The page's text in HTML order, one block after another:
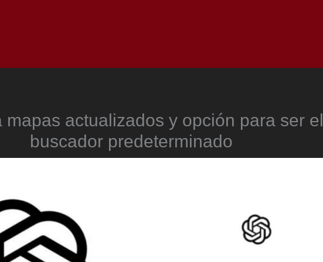
mapas actualizados y opción para ser el
buscador predeterminado